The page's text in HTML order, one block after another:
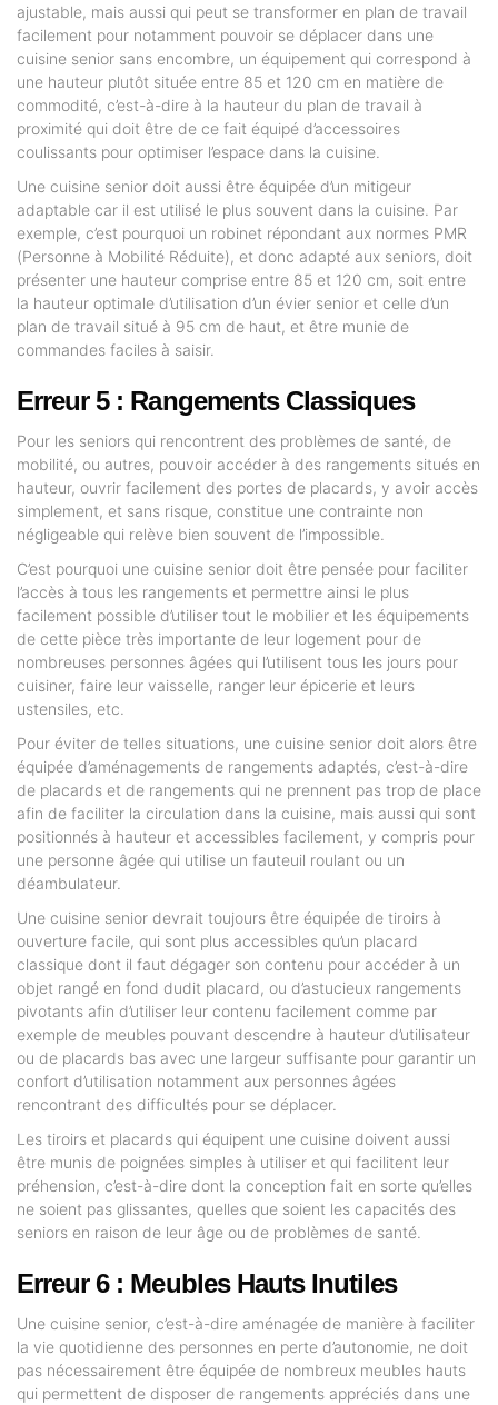
ajustable, mais aussi qui peut se transformer en plan de travail
facilement pour notamment pouvoir se déplacer dans une
cuisine senior sans encombre, un équipement qui correspond à
une hauteur plutôt située entre 85 et 120 cm en matière de
commodité, c’est-à-dire à la hauteur du plan de travail à
proximité qui doit être de ce fait équipé d’accessoires
coulissants pour optimiser l’espace dans la cuisine.
Une cuisine senior doit aussi être équipée d’un mitigeur
adaptable car il est utilisé le plus souvent dans la cuisine. Par
exemple, c’est pourquoi un robinet répondant aux normes PMR
(Personne à Mobilité Réduite), et donc adapté aux seniors, doit
présenter une hauteur comprise entre 85 et 120 cm, soit entre
la hauteur optimale d’utilisation d’un évier senior et celle d’un
plan de travail situé à 95 cm de haut, et être munie de
commandes faciles à saisir.
Erreur 5 : Rangements Classiques
Pour les seniors qui rencontrent des problèmes de santé, de
mobilité, ou autres, pouvoir accéder à des rangements situés en
hauteur, ouvrir facilement des portes de placards, y avoir accès
simplement, et sans risque, constitue une contrainte non
négligeable qui relève bien souvent de l’impossible.
C’est pourquoi une cuisine senior doit être pensée pour faciliter
l’accès à tous les rangements et permettre ainsi le plus
facilement possible d’utiliser tout le mobilier et les équipements
de cette pièce très importante de leur logement pour de
nombreuses personnes âgées qui l’utilisent tous les jours pour
cuisiner, faire leur vaisselle, ranger leur épicerie et leurs
ustensiles, etc.
Pour éviter de telles situations, une cuisine senior doit alors être
équipée d’aménagements de rangements adaptés, c’est-à-dire
de placards et de rangements qui ne prennent pas trop de place
afin de faciliter la circulation dans la cuisine, mais aussi qui sont
positionnés à hauteur et accessibles facilement, y compris pour
une personne âgée qui utilise un fauteuil roulant ou un
déambulateur.
Une cuisine senior devrait toujours être équipée de tiroirs à
ouverture facile, qui sont plus accessibles qu’un placard
classique dont il faut dégager son contenu pour accéder à un
objet rangé en fond dudit placard, ou d’astucieux rangements
pivotants afin d’utiliser leur contenu facilement comme par
exemple de meubles pouvant descendre à hauteur d’utilisateur
ou de placards bas avec une largeur suffisante pour garantir un
confort d’utilisation notamment aux personnes âgées
rencontrant des difficultés pour se déplacer.
Les tiroirs et placards qui équipent une cuisine doivent aussi
être munis de poignées simples à utiliser et qui facilitent leur
préhension, c’est-à-dire dont la conception fait en sorte qu’elles
ne soient pas glissantes, quelles que soient les capacités des
seniors en raison de leur âge ou de problèmes de santé.
Erreur 6 : Meubles Hauts Inutiles
Une cuisine senior, c’est-à-dire aménagée de manière à faciliter
la vie quotidienne des personnes en perte d’autonomie, ne doit
pas nécessairement être équipée de nombreux meubles hauts
qui permettent de disposer de rangements appréciés dans une